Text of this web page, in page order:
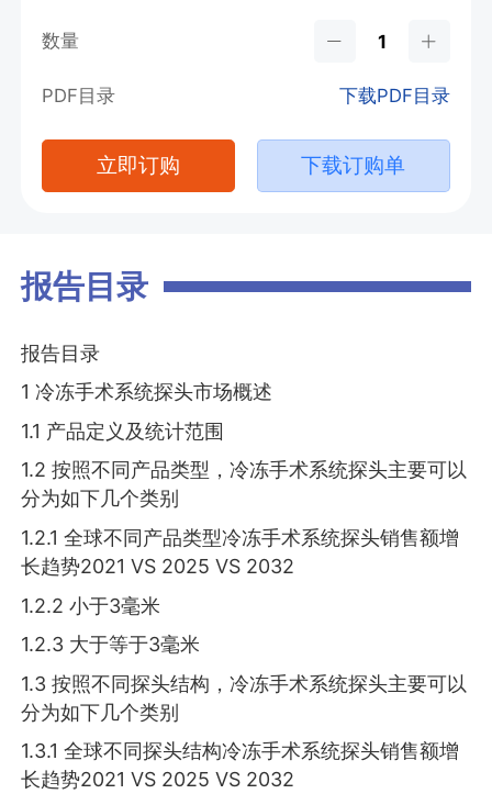
数量
PDF目录 下载PDF目录
立即订购 下载订购单
报告目录
报告目录
1 冷冻手术系统探头市场概述
1.1 产品定义及统计范围
1.2 按照不同产品类型，冷冻手术系统探头主要可以
分为如下几个类别
1.2.1 全球不同产品类型冷冻手术系统探头销售额增
长趋势2021 VS 2025 VS 2032
1.2.2 小于3毫米
1.2.3 大于等于3毫米
1.3 按照不同探头结构，冷冻手术系统探头主要可以
分为如下几个类别
1.3.1 全球不同探头结构冷冻手术系统探头销售额增
长趋势2021 VS 2025 VS 2032